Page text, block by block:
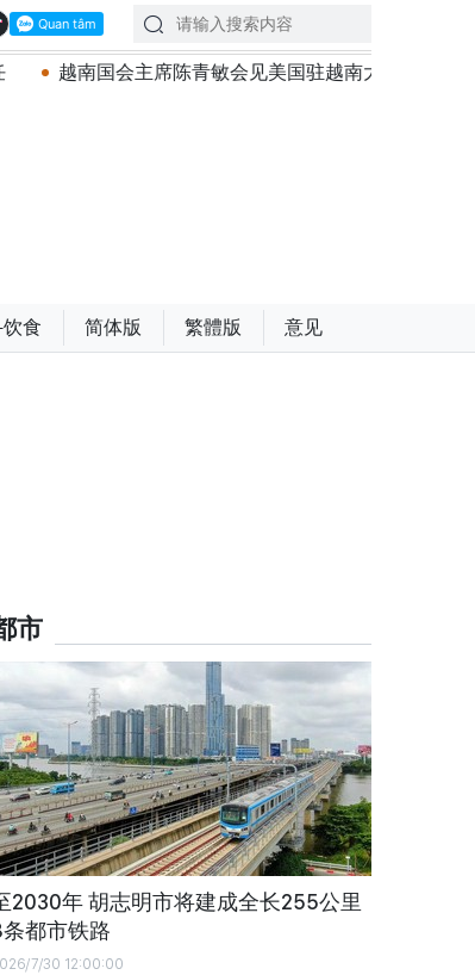
美国驻越南大使詹妮弗·威克斯 越南共产党中央
食 简体版 繁體版 意见
市
2030年 胡志明市将建成全长255公里
都市铁路
7/30 12:00:00